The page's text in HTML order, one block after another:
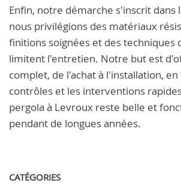
Enfin, notre démarche s'inscrit dans
nous privilégions des matériaux
finitions soignées et des techniques
limitent l'entretien. Notre but est
complet, de l'achat à l'installation,
contrôles et les interventions
pergola à Levroux reste belle et
pendant de longues années.
CATÉGORIES